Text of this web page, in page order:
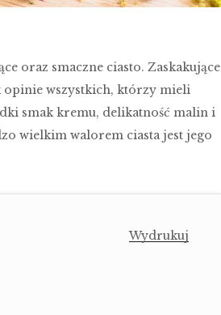
oraz smaczne ciasto. Zaskakujące
opinie wszystkich, którzy mieli
smak kremu, delikatność malin i
wielkim walorem ciasta jest jego
Wydrukuj